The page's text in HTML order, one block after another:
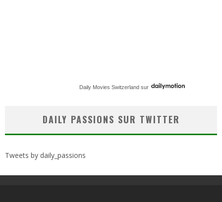
Daily Movies Switzerland sur
DAILY PASSIONS SUR TWITTER
Tweets by daily_passions